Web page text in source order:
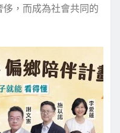
侈，而成為社會共同的